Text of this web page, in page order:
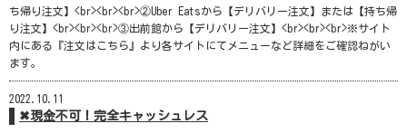
ち帰り注文】<br><br><br>②Uber Eatsから【デリバリー注文】または【持ち帰
り注文】<br><br><br>③出前館から【デリバリー注文】<br><br><br>※サイト
内にある『注文はこちら』より各サイトにてメニューなど詳細をご確認ねがい
ます。
2022.10.11
✖現金不可！完全キャッシュレス